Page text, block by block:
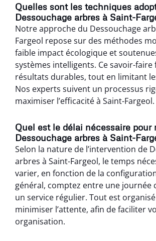
Quelles sont les techniques
Dessouchage arbres à Saint-
Notre approche du Dessouchage
Fargeol repose sur des méthodes
faible impact écologique et
systèmes intelligents. Ce savoir-faire
résultats durables, tout en limitant
Nos experts suivent un processus
maximiser l’efficacité à Saint-Fargeol.
Quel est le délai nécessaire pour
Dessouchage arbres à Saint-
Selon la nature de l’intervention de
arbres à Saint-Fargeol, le temps
varier, en fonction de la
général, comptez entre une journée
un service régulier. Tout est
minimiser l’attente, afin de faciliter
organisation.